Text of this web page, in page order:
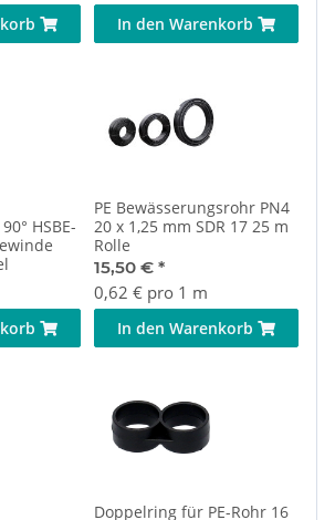
In den Warenkorb
HSBE-
PE Bewässerungsrohr PN4
20 x 1,25 mm SDR 17 25 m
Rolle
15,50 € *
0,62 € pro 1 m
In den Warenkorb
Doppelring für PE-Rohr 16